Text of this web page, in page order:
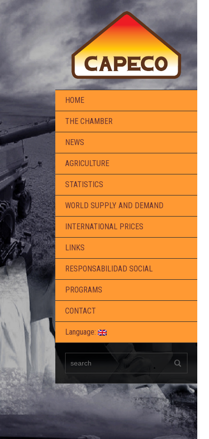
HOME
THE CHAMBER
NEWS
AGRICULTURE
STATISTICS
WORLD SUPPLY AND DEMAND
INTERNATIONAL PRICES
LINKS
RESPONSABILIDAD SOCIAL
PROGRAMS
CONTACT
Language: